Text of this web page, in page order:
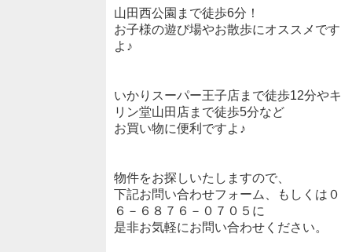
山田西公園まで徒歩6分！
お子様の遊び場やお散歩にオススメです
よ♪
いかりスーパー王子店まで徒歩12分やキ
リン堂山田店まで徒歩5分など
お買い物に便利ですよ♪
物件をお探しいたしますので、
下記お問い合わせフォーム、もしくは０
６－６８７６－０７０５に
是非お気軽にお問い合わせください。